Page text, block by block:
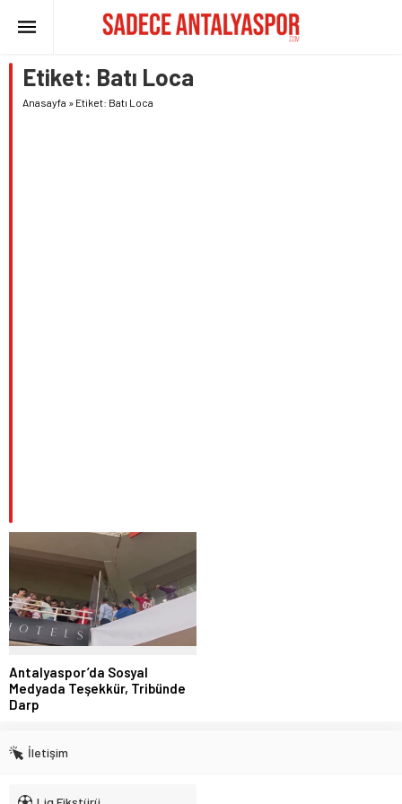
Etiket: Batı Loca
Anasayfa » Etiket: Batı Loca
Antalyaspor’da Sosyal
Medyada Teşekkür, Tribünde
Darp
İletişim